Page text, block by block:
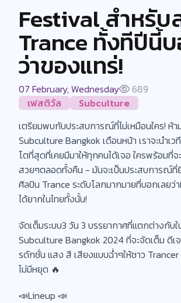
Festival สำหรับ
Trance ทั้งทีปีนี้
ว่าของแทร่!
07 February, Wednesday
689
เฟสติวัล
Subculture
เตรียมพบกับประสบการณ์ที่ไม่เหมือนใคร! ห้
Subculture Bangkok เดือนหน้า เราจะนำเ
โตที่สุดที่เคย​มีมาให้ทุกคนได้เจอ ใครพร้อมที่จ
สวยๆตลอดทั้งคืน - มันจะเป็นประสบการณ์
ศิลปิน Trance ระดับโลกมากมายที่บอกเลยว่
ได้ยากในไทยทั้งนั้น!
จัดเต็มระบบ3 วัน 3 บรรยากาศที่แตกต่างกับใ
Subculture Bangkok 2024 ที่จะจัดเต็ม ดีเจ
รดักชั่น แสง สี เสียงแบบฉ่ำๆให้ชาว
ไม่มีหยุด 🔥
📣Lineup 📣